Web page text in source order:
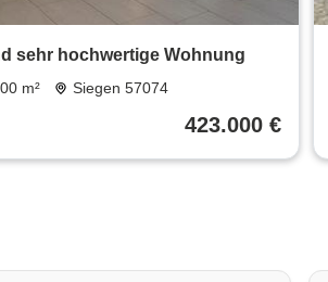
sehr hochwertige Wohnung
m² Siegen 57074
423.000 €